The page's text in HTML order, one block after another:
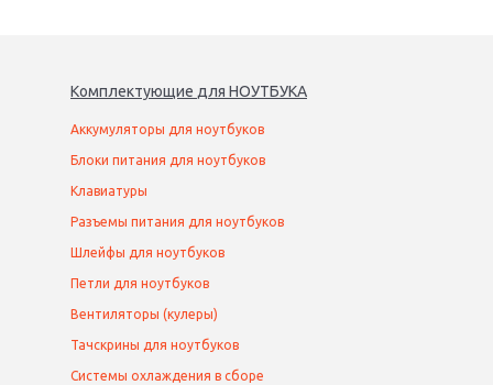
Комплектующие для НОУТБУКА
Аккумуляторы для ноутбуков
Блоки питания для ноутбуков
Клавиатуры
Разъемы питания для ноутбуков
Шлейфы для ноутбуков
Петли для ноутбуков
Вентиляторы (кулеры)
Тачскрины для ноутбуков
Системы охлаждения в сборе